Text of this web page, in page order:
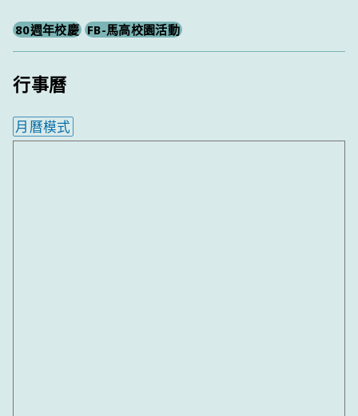
80週年校慶 FB-馬高校園活動
行事曆
月曆模式